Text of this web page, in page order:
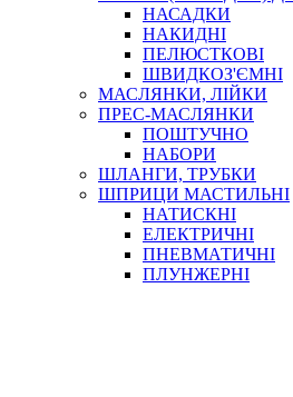
НАСАДКИ
НАКИДНІ
ПЕЛЮСТКОВІ
ШВИДКОЗ'ЄМНІ
МАСЛЯНКИ, ЛІЙКИ
ПРЕС-МАСЛЯНКИ
ПОШТУЧНО
НАБОРИ
ШЛАНГИ, ТРУБКИ
ШПРИЦИ МАСТИЛЬНІ
НАТИСКНІ
ЕЛЕКТРИЧНІ
ПНЕВМАТИЧНІ
ПЛУНЖЕРНІ